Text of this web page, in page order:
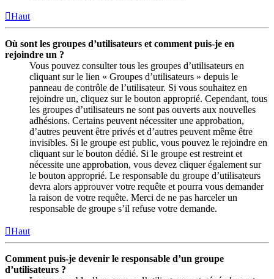
Haut
Où sont les groupes d’utilisateurs et comment puis-je en
rejoindre un ?
Vous pouvez consulter tous les groupes d’utilisateurs en
cliquant sur le lien « Groupes d’utilisateurs » depuis le
panneau de contrôle de l’utilisateur. Si vous souhaitez en
rejoindre un, cliquez sur le bouton approprié. Cependant, tous
les groupes d’utilisateurs ne sont pas ouverts aux nouvelles
adhésions. Certains peuvent nécessiter une approbation,
d’autres peuvent être privés et d’autres peuvent même être
invisibles. Si le groupe est public, vous pouvez le rejoindre en
cliquant sur le bouton dédié. Si le groupe est restreint et
nécessite une approbation, vous devez cliquer également sur
le bouton approprié. Le responsable du groupe d’utilisateurs
devra alors approuver votre requête et pourra vous demander
la raison de votre requête. Merci de ne pas harceler un
responsable de groupe s’il refuse votre demande.
Haut
Comment puis-je devenir le responsable d’un groupe
d’utilisateurs ?